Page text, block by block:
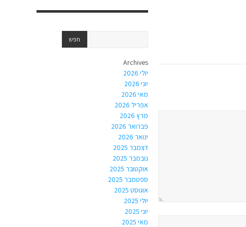
Archives
יולי 2026
יוני 2026
מאי 2026
אפריל 2026
מרץ 2026
פברואר 2026
ינואר 2026
דצמבר 2025
נובמבר 2025
אוקטובר 2025
ספטמבר 2025
אוגוסט 2025
יולי 2025
יוני 2025
מאי 2025